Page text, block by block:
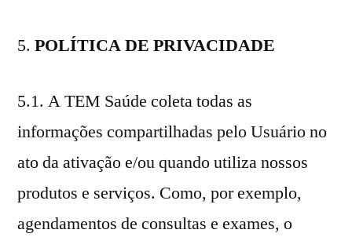
5. POLÍTICA DE PRIVACIDADE
5.1. A TEM Saúde coleta todas as
informações compartilhadas pelo Usuário no
ato da ativação e/ou quando utiliza nossos
produtos e serviços. Como, por exemplo,
agendamentos de consultas e exames, o